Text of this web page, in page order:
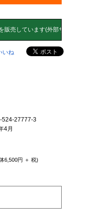
いね
524-27777-3
4月
6,500円 ＋ 税)